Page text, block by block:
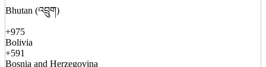
Bhutan (འབྲུག)
+975
Bolivia
+591
Bosnia and Herzegovina